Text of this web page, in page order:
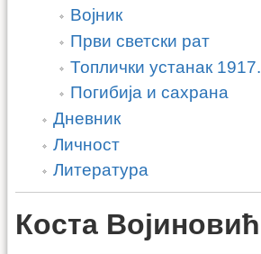
Војник
Први светски рат
Топлички устанак 1917.
Погибија и сахрана
Дневник
Личност
Литература
Коста Војиновић